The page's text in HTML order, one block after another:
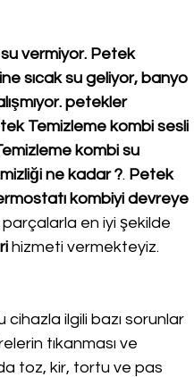
vermiyor. Petek
sıcak su geliyor, banyo
petekler
Temizleme kombi sesli
kombi su
ne kadar ?. Petek
kombiyi devreye
en iyi şekilde
hizmeti vermekteyiz.
cihazla ilgili bazı sorunlar
tıkanması ve
toz, kir, tortu ve pas